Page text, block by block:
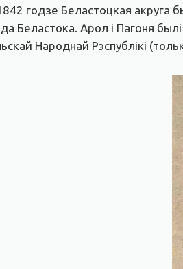
годзе Беластоцкая акруга
Беластока. Арол і Пагоня
Народнай Рэспублікі